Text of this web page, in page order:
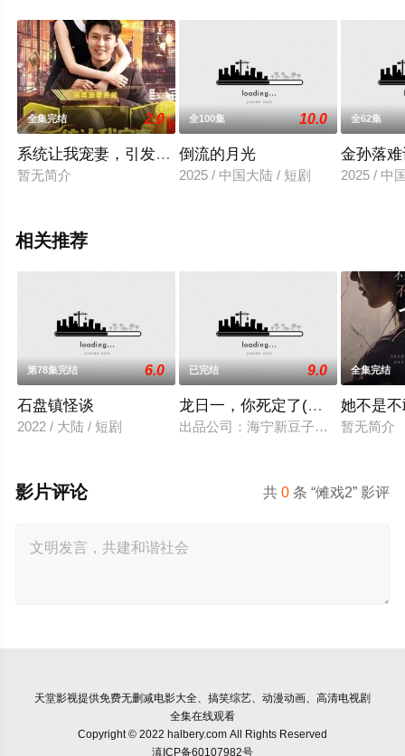
全集完结 2.0
系统让我宠妻，引发财富连锁反应
暂无简介
全100集 10.0
倒流的月光
2025 / 中国大陆 / 短剧
全62集
金孙落
2025 / 中
相关推荐
第78集完结 6.0
石盘镇怪谈
2022 / 大陆 / 短剧
已完结 9.0
龙日一，你死定了(短剧)
出品公司：海宁新豆子影视传媒有限
全集完结
她不是
暂无简介
共0 条 “傩戏2” 影评
影片评论
天堂影视提供免费无删减电影大全、搞笑综艺、动漫动画、高清电视剧
全集在线观看
Copyright © 2022 halbery.com All Rights Reserved
滇ICP备60107982号